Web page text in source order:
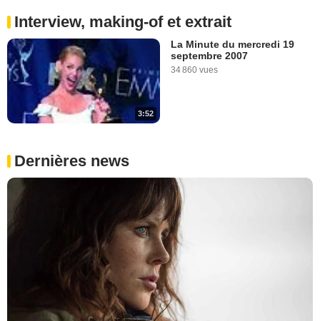
Interview, making-of et extrait
3:52
La Minute du mercredi 19
septembre 2007
34 860 vues
Dernières news